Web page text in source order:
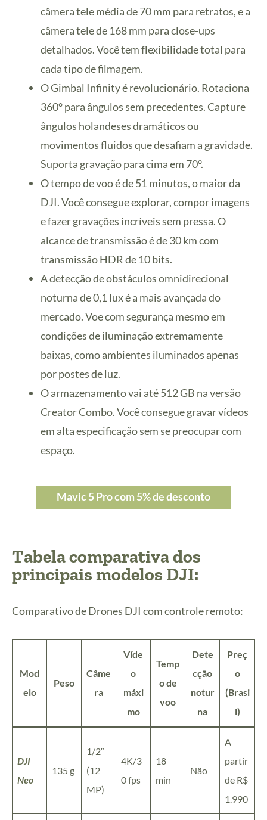
câmera tele média de 70 mm para retratos, e a
câmera tele de 168 mm para close-ups
detalhados. Você tem flexibilidade total para
cada tipo de filmagem.
O Gimbal Infinity é revolucionário. Rotaciona
360° para ângulos sem precedentes. Capture
ângulos holandeses dramáticos ou
movimentos fluidos que desafiam a gravidade.
Suporta gravação para cima em 70°.
O tempo de voo é de 51 minutos, o maior da
DJI. Você consegue explorar, compor imagens
e fazer gravações incríveis sem pressa. O
alcance de transmissão é de 30 km com
transmissão HDR de 10 bits.
A detecção de obstáculos omnidirecional
noturna de 0,1 lux é a mais avançada do
mercado. Voe com segurança mesmo em
condições de iluminação extremamente
baixas, como ambientes iluminados apenas
por postes de luz.
O armazenamento vai até 512 GB na versão
Creator Combo. Você consegue gravar vídeos
em alta especificação sem se preocupar com
espaço.
Mavic 5 Pro com 5% de desconto
Tabela comparativa dos
principais modelos DJI:
Comparativo de Drones DJI com controle remoto:
Mod
elo
Peso
Câme
ra
Víde
o
máxi
mo
Temp
o de
voo
Dete
cção
notur
na
Preç
o
(Brasi
l)
DJI
Neo
135 g
1/2″
(12
MP)
4K/3
0 fps
18
min
Não
A
partir
de R$
1.990